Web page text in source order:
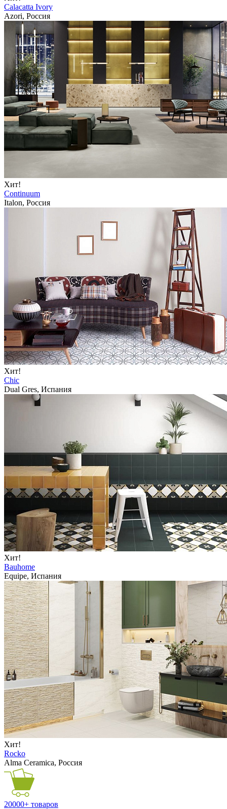
Calacatta Ivory
Azori, Россия
Хит!
Continuum
Italon, Россия
Хит!
Chic
Dual Gres, Испания
Хит!
Bauhome
Equipe, Испания
Хит!
Rocko
Alma Ceramica, Россия
20000+ товаров